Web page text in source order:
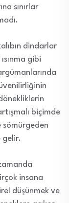
sınırlar
dindarlar
gibi
biçimde
sömürgeden
gelir.
insana
düşünmek ve